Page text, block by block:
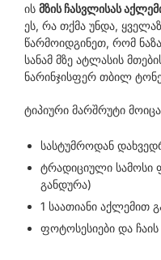
ის მზის ჩასვლისას
ეს, რა თქმა უნდა,
წარმოიდგინეთ, რომ
სანამ მზე ატლასის
ნარინჯისფერ თბილ
ტიპიური მარშრუტი
სასტუმროდან
ტრადიციული სამოსი
განდურა)
1 საათიანი აქლემით
ფოტოსესიები და